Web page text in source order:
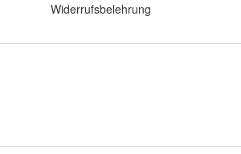
Widerrufsbelehrung